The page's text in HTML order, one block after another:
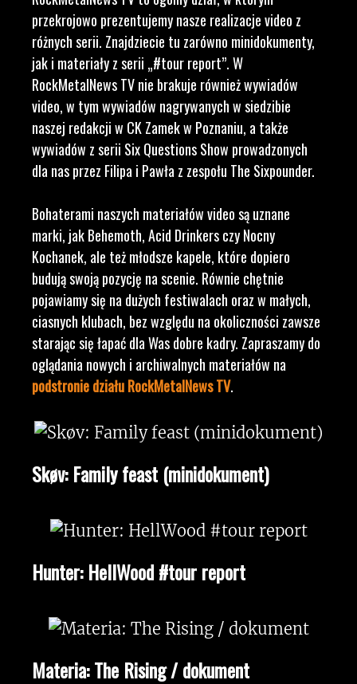
przekrojowo prezentujemy nasze realizacje video z
różnych serii. Znajdziecie tu zarówno minidokumenty,
jak i materiały z serii „#tour report”. W
RockMetalNews TV nie brakuje również wywiadów
video, w tym wywiadów nagrywanych w siedzibie
naszej redakcji w CK Zamek w Poznaniu, a także
wywiadów z serii Six Questions Show prowadzonych
dla nas przez Filipa i Pawła z zespołu The Sixpounder.
Bohaterami naszych materiałów video są uznane
marki, jak Behemoth, Acid Drinkers czy Nocny
Kochanek, ale też młodsze kapele, które dopiero
budują swoją pozycję na scenie. Równie chętnie
pojawiamy się na dużych festiwalach oraz w małych,
ciasnych klubach, bez względu na okoliczności zawsze
starając się łapać dla Was dobre kadry. Zapraszamy do
oglądania nowych i archiwalnych materiałów na
podstronie działu RockMetalNews TV.
Skøv: Family feast (minidokument)
Hunter: HellWood #tour report
Materia: The Rising / dokument